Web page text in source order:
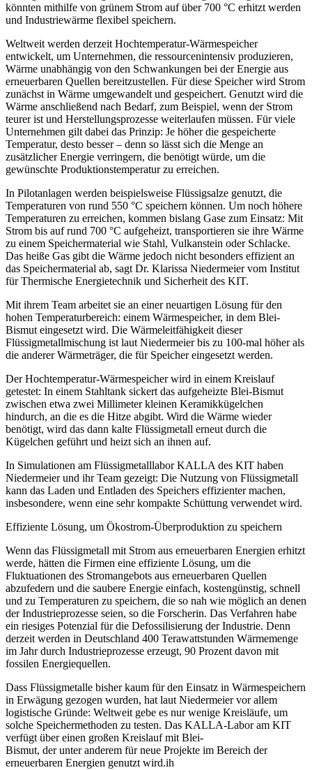
könnten mithilfe von grünem Strom auf über 700 °C erhitzt werden
und Industriewärme flexibel speichern.
Weltweit werden derzeit Hochtemperatur-Wärmespeicher
entwickelt, um Unternehmen, die ressourcenintensiv produzieren,
Wärme unabhängig von den Schwankungen bei der Energie aus
erneuerbaren Quellen bereitzustellen. Für diese Speicher wird Strom
zunächst in Wärme umgewandelt und gespeichert. Genutzt wird die
Wärme anschließend nach Bedarf, zum Beispiel, wenn der Strom
teurer ist und Herstellungsprozesse weiterlaufen müssen. Für viele
Unternehmen gilt dabei das Prinzip: Je höher die gespeicherte
Temperatur, desto besser – denn so lässt sich die Menge an
zusätzlicher Energie verringern, die benötigt würde, um die
gewünschte Produktionstemperatur zu erreichen.
In Pilotanlagen werden beispielsweise Flüssigsalze genutzt, die
Temperaturen von rund 550 °C speichern können. Um noch ­höhere
Temperaturen zu erreichen, kommen ­bislang Gase zum Einsatz: Mit
Strom bis auf rund 700 °C aufgeheizt, transportieren sie ihre Wärme
zu einem Speichermaterial wie Stahl, Vulkanstein oder Schlacke.
Das heiße Gas gibt die Wärme jedoch nicht besonders effizient an
das Speichermaterial ab, sagt Dr. Klarissa Niedermeier vom Institut
für Thermische Energietechnik und Sicherheit des KIT.
Mit ihrem Team arbeitet sie an einer neuartigen Lösung für den
hohen Temperaturbereich: einem Wärmespeicher, in dem Blei-
Bismut eingesetzt wird. Die Wärmeleitfähigkeit dieser
Flüssigmetallmischung ist laut Niedermeier bis zu 100-mal höher als
die anderer Wärmeträger, die für Speicher eingesetzt werden.
Der Hochtemperatur-Wärmespeicher wird in einem Kreislauf
getestet: In einem Stahltank sickert das aufgeheizte Blei-Bismut
zwischen etwa zwei Millimeter kleinen Keramik­kügelchen
hindurch, an die es die Hitze abgibt. Wird die Wärme wieder
benötigt, wird das dann kalte Flüssigmetall erneut durch die
Kügelchen geführt und heizt sich an ihnen auf.
In Simulationen am Flüssigmetalllabor KALLA des KIT haben
Niedermeier und ihr Team gezeigt: Die Nutzung von Flüssigmetall
kann das Laden und Entladen des Speichers effizienter machen,
insbesondere, wenn eine sehr kompakte Schüttung verwendet wird.
Effiziente Lösung, um Ökostrom-­Überproduktion zu speichern
Wenn das Flüssigmetall mit Strom aus erneuerbaren Energien erhitzt
werde, hätten die Firmen eine effiziente Lösung, um die
Fluktuationen des Stromangebots aus erneuerbaren Quellen
abzufedern und die saubere Energie einfach, kostengünstig, schnell
und zu Temperaturen zu speichern, die so nah wie möglich an denen
der Industrieprozesse seien, so die Forscherin. Das Verfahren habe
ein riesiges Potenzial für die Defossilisierung der Industrie. Denn
derzeit werden in Deutschland 400 Terawattstunden Wärmemenge
im Jahr durch Industrieprozesse erzeugt, 90 Prozent davon mit
fossilen Energiequellen.
Dass Flüssigmetalle bisher kaum für den Einsatz in Wärmespeichern
in Erwägung gezo­gen wurden, hat laut Niedermeier vor ­allem
logistische Gründe: Weltweit gebe es nur wenige Kreisläufe, um
solche Speichermethoden zu testen. Das KALLA-Labor am KIT
verfügt über einen großen Kreislauf mit Blei-
Bismut, der unter anderem für neue Projekte im Bereich der
erneuerbaren Energien genutzt wird.ih